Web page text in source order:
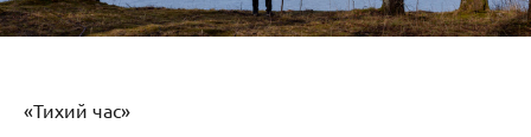
«Тихий час»